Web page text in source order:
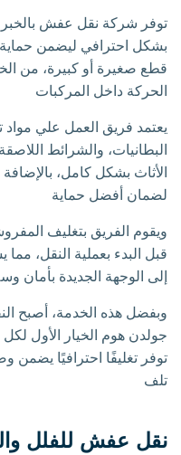
توفر شركة نقل عفش
بشكل احترافي ليضمن حماية
قطع صغيرة أو كبيرة، من
الحركة داخل المركبات
يعتمد فريق العمل علي
البطانيات، والشرائط
الأثاث بشكل كامل،
لضمان أفضل حماية
ويقوم الفريق بتغليف
قبل البدء بعملية النقل،
إلى الوجهة الجديدة بأمان
وبفضل هذه الخدمة، أصبح
جولدن هوم الخيار الأول
توفر تغليفًا احترافيًا يضمن
تلف
نقل عفش للفلل